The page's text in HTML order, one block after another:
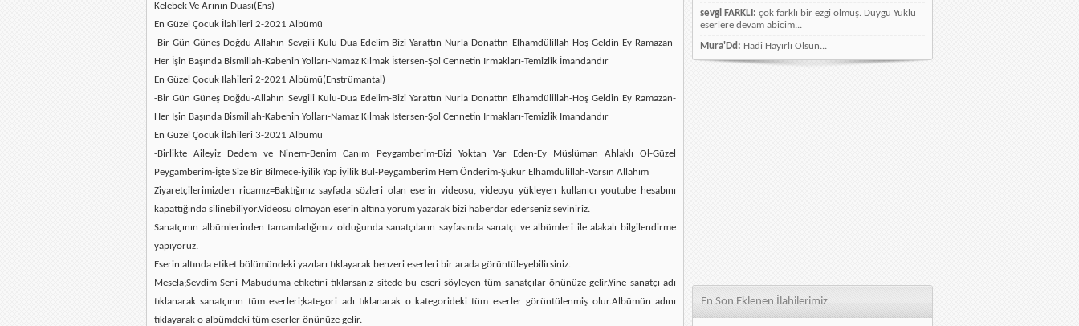
Kelebek Ve Arının Duası(Ens)
En Güzel Çocuk İlahileri 2-2021 Albümü
-Bir Gün Güneş Doğdu-Allahın Sevgili Kulu-Dua Edelim-Bizi Yarattın Nurla Donattın Elhamdülillah-Hoş Geldin Ey Ramazan-
Her İşin Başında Bismillah-Kabenin Yolları-Namaz Kılmak İstersen-Şol Cennetin Irmakları-Temizlik İmandandır
En Güzel Çocuk İlahileri 2-2021 Albümü(Enstrümantal)
-Bir Gün Güneş Doğdu-Allahın Sevgili Kulu-Dua Edelim-Bizi Yarattın Nurla Donattın Elhamdülillah-Hoş Geldin Ey Ramazan-
Her İşin Başında Bismillah-Kabenin Yolları-Namaz Kılmak İstersen-Şol Cennetin Irmakları-Temizlik İmandandır
En Güzel Çocuk İlahileri 3-2021 Albümü
-Birlikte Aileyiz Dedem ve Ninem-Benim Canım Peygamberim-Bizi Yoktan Var Eden-Ey Müslüman Ahlaklı Ol-Güzel
Peygamberim-İşte Size Bir Bilmece-İyilik Yap İyilik Bul-Peygamberim Hem Önderim-Şükür Elhamdülillah-Varsın Allahım
Ziyaretçilerimizden ricamız=Baktığınız sayfada sözleri olan eserin videosu, videoyu yükleyen kullanıcı youtube hesabını
kapattığında silinebiliyor.Videosu olmayan eserin altına yorum yazarak bizi haberdar ederseniz seviniriz.
Sanatçının albümlerinden tamamladığımız olduğunda sanatçıların sayfasında sanatçı ve albümleri ile alakalı bilgilendirme
yapıyoruz.
Eserin altında etiket bölümündeki yazıları tıklayarak benzeri eserleri bir arada görüntüleyebilirsiniz.
Mesela;Sevdim Seni Mabuduma etiketini tıklarsanız sitede bu eseri söyleyen tüm sanatçılar önünüze gelir.Yine sanatçı adı
tıklanarak sanatçının tüm eserleri;kategori adı tıklanarak o kategorideki tüm eserler görüntülenmiş olur.Albümün adını
tıklayarak o albümdeki tüm eserler önünüze gelir.
sevgi FARKLI: çok farklı bir ezgi olmuş. Duygu Yüklü
eserlere devam abicim...
Mura'Dd: Hadi Hayırlı Olsun...
En Son Eklenen İlahilerimiz